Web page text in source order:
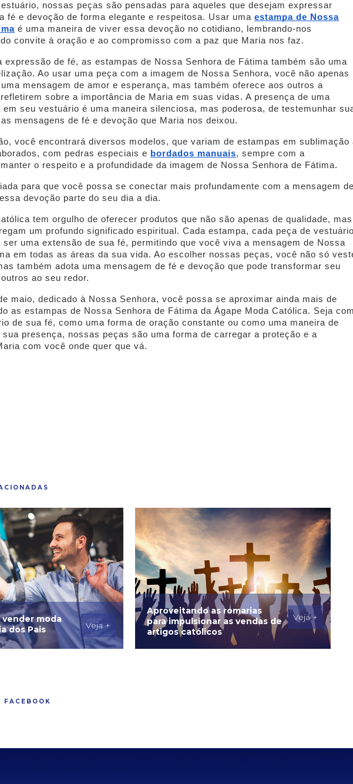
nossas peças são pensadas para aqueles que desejam expressar
fé e devoção de forma elegante e respeitosa. Usar uma estampa de Nossa
é uma maneira de viver essa devoção no cotidiano, lembrando-nos
convite à oração e ao compromisso com a paz que Maria nos faz.
expressão de fé, as estampas de Nossa Senhora de Fátima também são uma
Ao usar uma peça com a imagem de Nossa Senhora, você não apenas
mensagem de amor e esperança, mas também oferece aos outros a
sobre a importância de Maria em suas vidas. A presença de uma
em seu vestuário é uma maneira silenciosa, mas poderosa, de testemunhar
mensagens de fé e devoção que Maria nos deixou.
você encontrará diversos modelos, que variam de estampas em sublimação
com pedras especiais e bordados manuais, sempre com a
o respeito e a profundidade da imagem de Nossa Senhora de Fátima.
para que você possa se conectar mais profundamente com a mensagem de
devoção parte do seu dia a dia.
tem orgulho de oferecer produtos que não são apenas de qualidade, mas
um profundo significado espiritual. Cada estampa, cada peça de
ser uma extensão de sua fé, permitindo que você viva a mensagem de Nossa
em todas as áreas da sua vida. Ao escolher nossas peças, você não só
também adota uma mensagem de fé e devoção que pode transformar seu
ao seu redor.
maio, dedicado à Nossa Senhora, você possa se aproximar ainda mais de
as estampas de Nossa Senhora de Fátima da Ágape Moda Católica. Seja
de sua fé, como uma forma de oração constante ou como uma maneira de
presença, nossas peças são uma forma de carregar a proteção e a
com você onde quer que vá.
vender moda
dos Pais
Veja +
Aproveitando as romarias
para impulsionar as vendas de
artigos católicos
Veja +
FACEBOOK